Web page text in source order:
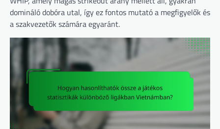
domináló dobóra utal, így ez fontos mutató a megfigyelők és
a szakvezetők számára egyaránt.